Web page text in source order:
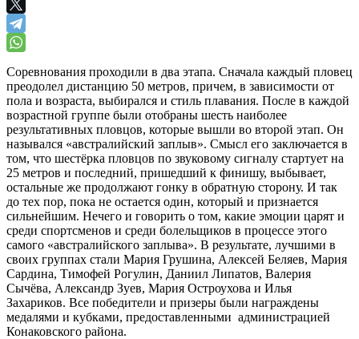
Соревнования проходили в два этапа. Сначала каждый пловец
преодолел дистанцию 50 метров, причем, в зависимости от
пола и возраста, выбирался и стиль плавания. После в каждой
возрастной группе были отобраны шесть наиболее
результативных пловцов, которые вышли во второй этап. Он
назывался «австралийский заплыв». Смысл его заключается в
том, что шестёрка пловцов по звуковому сигналу стартует на
25 метров и последний, пришедший к финишу, выбывает,
остальные же продолжают гонку в обратную сторону. И так
до тех пор, пока не остается один, который и признается
сильнейшим. Нечего и говорить о том, какие эмоции царят и
среди спортсменов и среди болельщиков в процессе этого
самого «австралийского заплыва». В результате, лучшими в
своих группах стали Мария Грушина, Алексей Беляев, Мария
Сардина, Тимофей Рогулин, Даниил Липатов, Валерия
Сычёва, Александр Зуев, Мария Остроухова и Илья
Захариков. Все победители и призеры были награждены
медалями и кубками, предоставленными администрацией
Конаковского района.